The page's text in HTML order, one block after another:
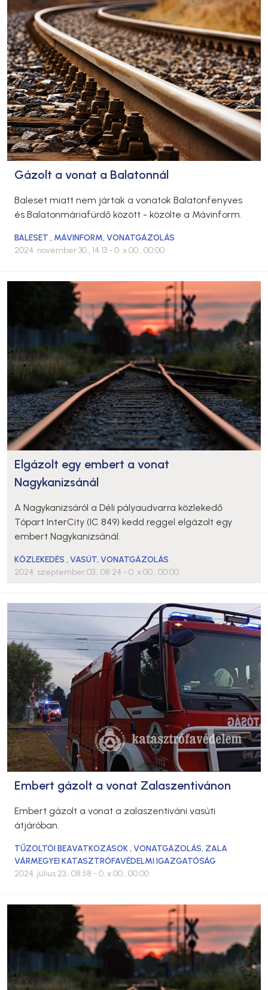
Gázolt a vonat a Balatonnál
Baleset miatt nem jártak a vonatok Balatonfenyves
és Balatonmáriafürdő között - közölte a Mávinform.
BALESET , MÁVINFORM,VONATGÁZOLÁS
2024. november 30., 14:13 - 0. x 00., 00:00
Elgázolt egy embert a vonat
Nagykanizsánál
A Nagykanizsáról a Déli pályaudvarra közlekedő
Tópart InterCity (IC 849) kedd reggel elgázolt egy
embert Nagykanizsánál.
KÖZLEKEDÉS ,VASÚT,VONATGÁZOLÁS
2024. szeptember 03., 08:24 - 0. x 00., 00:00
Embert gázolt a vonat Zalaszentivánon
Embert gázolt a vonat a zalaszentiváni vasúti
átjáróban.
TŰZOLTÓI BEAVATKOZÁSOK,VONATGÁZOLÁS, ZALA
VÁRMEGYEI KATASZTRÓFAVÉDELMI IGAZGATÓSÁG
2024. július 23., 08:58 - 0. x 00., 00:00